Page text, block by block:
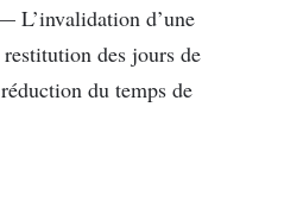
L’invalidation d’une
des jours de
du temps de